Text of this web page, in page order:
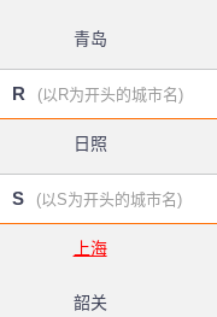
青岛
R (以R为开头的城市名)
日照
S (以S为开头的城市名)
上海
韶关